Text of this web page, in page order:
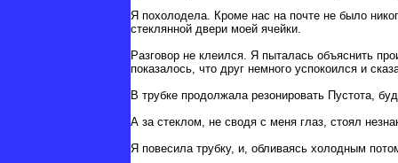
Я похолодела. Кроме нас на почте не было
стеклянной двери моей ячейки.
Разговор не клеился. Я пыталась объяснить
показалось, что друг немного успокоился и
В трубке продолжала резонировать Пустота,
А за стеклом, не сводя с меня глаз, стоял
Я повесила трубку, и, обливаясь холодным